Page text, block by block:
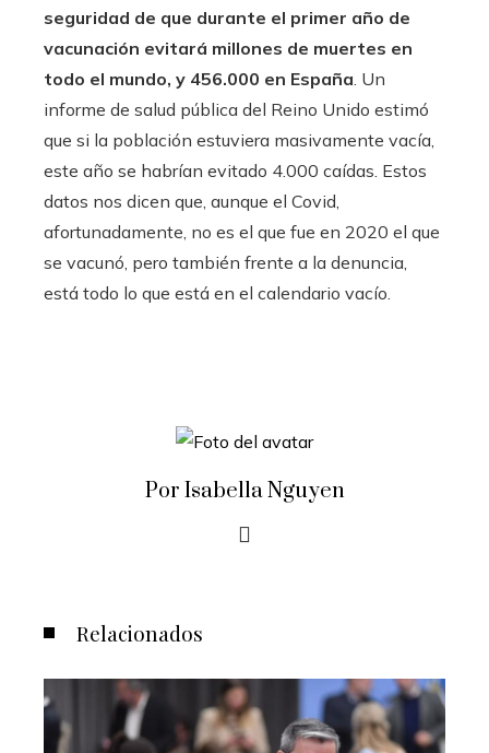
seguridad de que durante el primer año de
vacunación evitará millones de muertes en
todo el mundo, y 456.000 en España. Un
informe de salud pública del Reino Unido estimó
que si la población estuviera masivamente vacía,
este año se habrían evitado 4.000 caídas. Estos
datos nos dicen que, aunque el Covid,
afortunadamente, no es el que fue en 2020 el que
se vacunó, pero también frente a la denuncia,
está todo lo que está en el calendario vacío.
Por Isabella Nguyen
Relacionados